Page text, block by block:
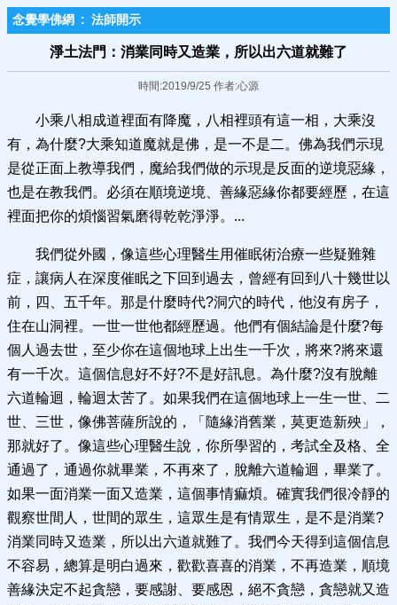
念覺學佛網 : 法師開示
淨土法門：消業同時又造業，所以出六道就難了
時間:2019/9/25 作者:心源
小乘八相成道裡面有降魔，八相裡頭有這一相，大乘沒
有，為什麼?大乘知道魔就是佛，是一不是二。佛為我們示現
是從正面上教導我們，魔給我們做的示現是反面的逆境惡緣，
也是在教我們。必須在順境逆境、善緣惡緣你都要經歷，在這
裡面把你的煩惱習氣磨得乾乾淨淨。...
我們從外國，像這些心理醫生用催眠術治療一些疑難雜
症，讓病人在深度催眠之下回到過去，曾經有回到八十幾世以
前，四、五千年。那是什麼時代?洞穴的時代，他沒有房子，
住在山洞裡。一世一世他都經歷過。他們有個結論是什麼?每
個人過去世，至少你在這個地球上出生一千次，將來?將來還
有一千次。這個信息好不好?不是好訊息。為什麼?沒有脫離
六道輪迴，輪迴太苦了。如果我們在這個地球上一生一世、二
世、三世，像佛菩薩所說的，「隨緣消舊業，莫更造新殃」，
那就好了。像這些心理醫生說，你所學習的，考試全及格、全
通過了，通過你就畢業，不再來了，脫離六道輪迴，畢業了。
如果一面消業一面又造業，這個事情痲煩。確實我們很冷靜的
觀察世間人，世間的眾生，這眾生是有情眾生，是不是消業?
消業同時又造業，所以出六道就難了。我們今天得到這個信息
不容易，總算是明白過來，歡歡喜喜的消業，不再造業，順境
善緣決定不起貪戀，要感謝、要感恩，絕不貪戀，貪戀就又造